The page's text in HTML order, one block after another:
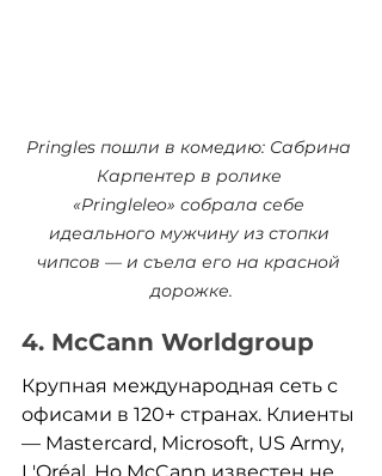
Pringles пошли в комедию: Сабрина
Карпентер в ролике
«Pringleleo» собрала себе
идеального мужчину из стопки
чипсов — и съела его на красной
дорожке.
4. McCann Worldgroup
Крупная международная сеть с
офисами в 120+ странах. Клиенты
— Mastercard, Microsoft, US Army,